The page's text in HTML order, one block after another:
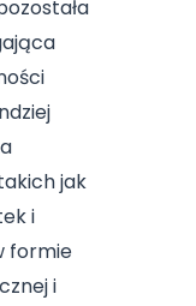
jak
i
formie
i